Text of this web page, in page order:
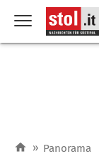
» Panorama